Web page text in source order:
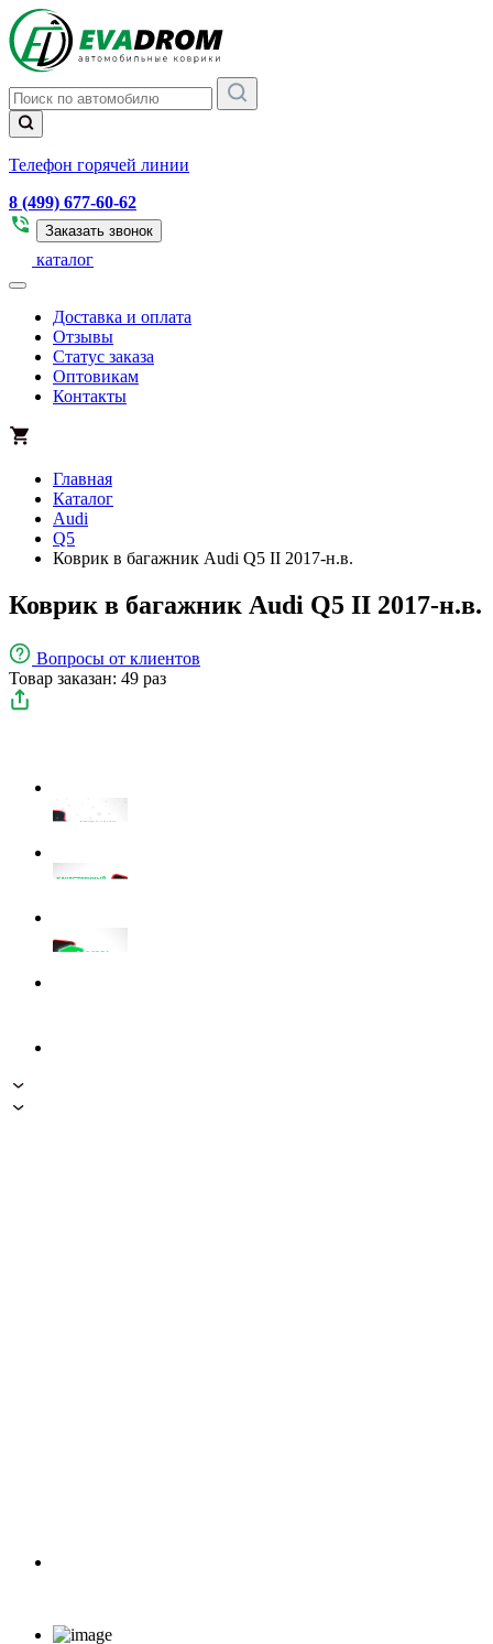
Телефон горячей линии
8 (499) 677-60-62
Заказать звонок
каталог
Доставка и оплата
Отзывы
Статус заказа
Оптовикам
Контакты
Главная
Каталог
Audi
Q5
Коврик в багажник Audi Q5 II 2017-н.в.
Коврик в багажник Audi Q5 II 2017-н.в.
Вопросы от клиентов
Товар заказан: 49 раз